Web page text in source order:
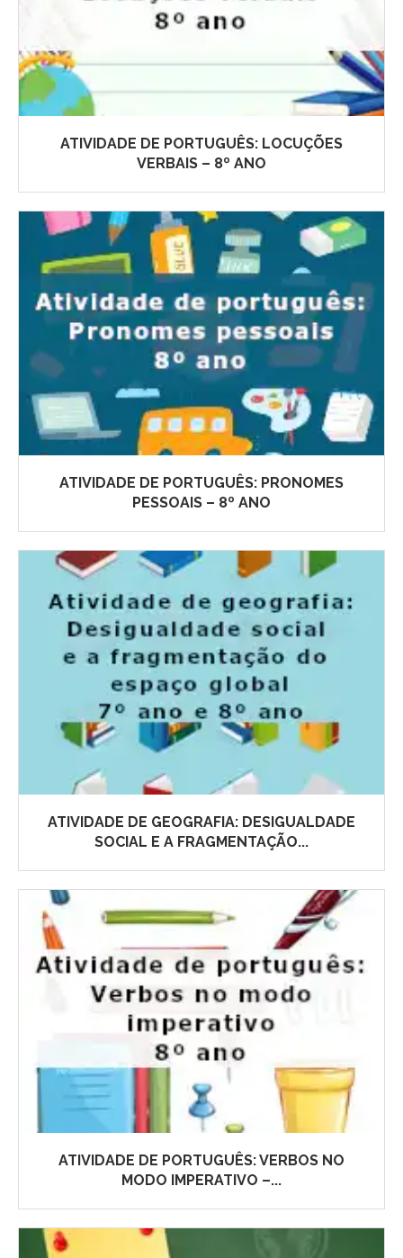
ATIVIDADE DE PORTUGUÊS: LOCUÇÕES
VERBAIS – 8º ANO
ATIVIDADE DE PORTUGUÊS: PRONOMES
PESSOAIS – 8º ANO
ATIVIDADE DE GEOGRAFIA: DESIGUALDADE
SOCIAL E A FRAGMENTAÇÃO...
ATIVIDADE DE PORTUGUÊS: VERBOS NO
MODO IMPERATIVO –...